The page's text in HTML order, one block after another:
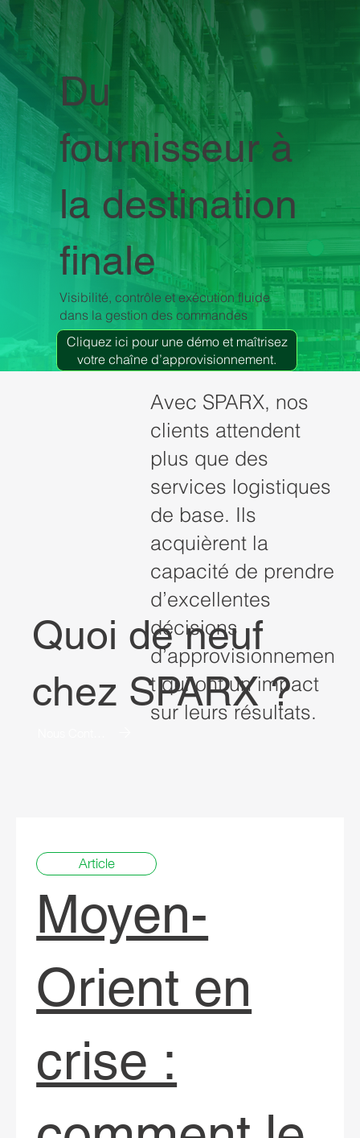
Du
fournisseur à
la destination
finale
Visibilité, contrôle et exécution fluide
dans la gestion des commandes
Cliquez ici pour une démo et maîtrisez
votre chaîne d’approvisionnement.
Avec SPARX, nos
clients attendent
plus que des
services logistiques
de base. Ils
acquièrent la
capacité de prendre
d’excellentes
décisions
d’approvisionnemen
t qui ont un impact
sur leurs résultats.
Quoi de neuf
chez SPARX ?
Article
Moyen-
Orient en
crise :